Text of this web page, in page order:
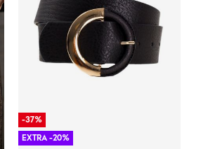
-37%
EXTRA -20%